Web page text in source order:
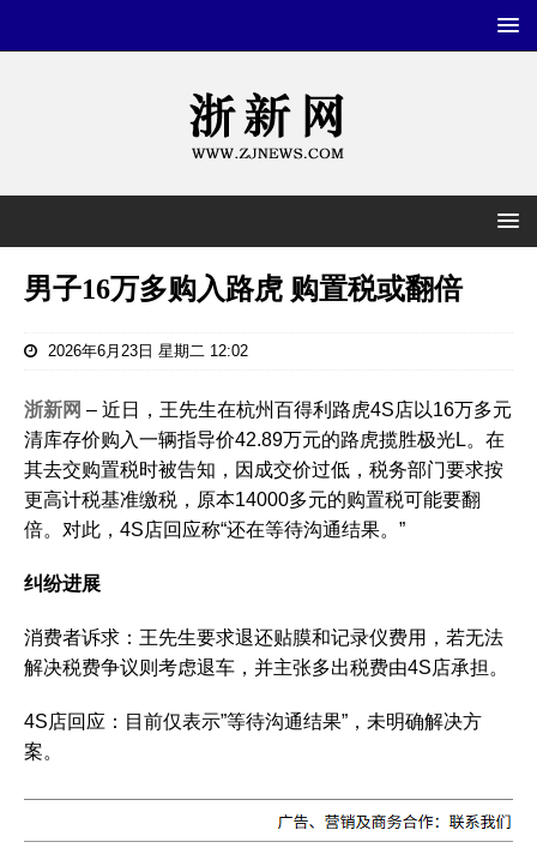
男子16万多购入路虎 购置税或翻倍
2026年6月23日 星期二 12:02
浙新网 – 近日，王先生在杭州百得利路虎4S店以16万多元
清库存价购入一辆指导价42.89万元的路虎揽胜极光L。在
其去交购置税时被告知，因成交价过低，税务部门要求按
更高计税基准缴税，原本14000多元的购置税可能要翻
倍。对此，4S店回应称“还在等待沟通结果。”‌‌
纠纷进展
‌消费者诉求‌：王先生要求退还贴膜和记录仪费用，若无法
解决税费争议则考虑退车，并主张多出税费由4S店承担。‌‌
‌4S店回应‌：目前仅表示”等待沟通结果”，未明确解决方
案。‌‌